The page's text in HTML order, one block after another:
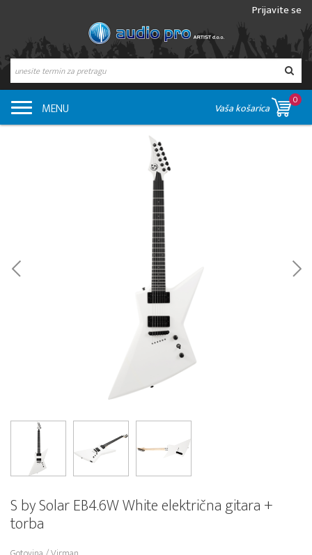
Prijavite se
MENU Vaša košarica
0
S by Solar EB4.6W White električna gitara +
torba